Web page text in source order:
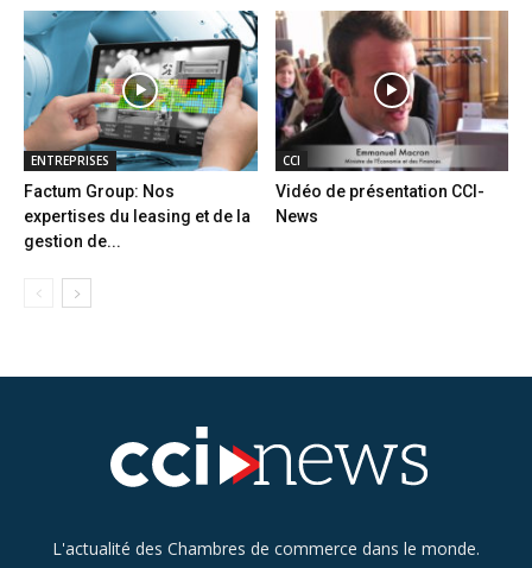
ENTREPRISES
Factum Group: Nos
expertises du leasing et de la
gestion de...
CCI
Vidéo de présentation CCI-
News
L'actualité des Chambres de commerce dans le monde.